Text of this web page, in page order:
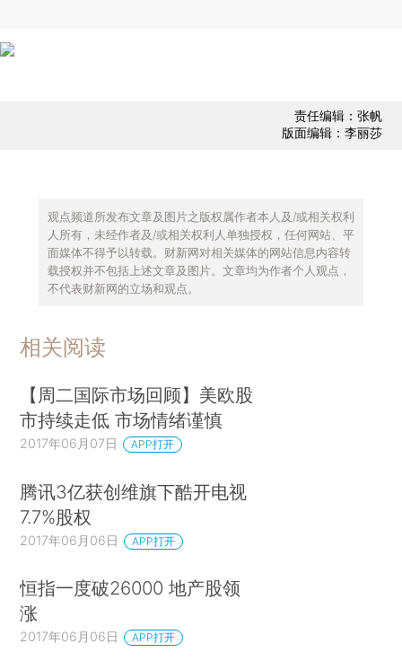
责任编辑：张帆
版面编辑：李丽莎
观点频道所发布文章及图片之版权属作者本人及/或相关权利
人所有，未经作者及/或相关权利人单独授权，任何网站、平
面媒体不得予以转载。财新网对相关媒体的网站信息内容转
载授权并不包括上述文章及图片。文章均为作者个人观点，
不代表财新网的立场和观点。
相关阅读
【周二国际市场回顾】美欧股
市持续走低 市场情绪谨慎
2017年06月07日 APP打开
腾讯3亿获创维旗下酷开电视
7.7%股权
2017年06月06日 APP打开
恒指一度破26000 地产股领
涨
2017年06月06日 APP打开